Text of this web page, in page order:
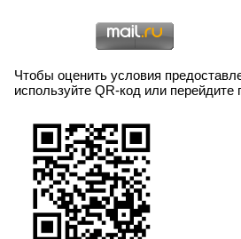
Чтобы оценить условия
используйте QR-код или